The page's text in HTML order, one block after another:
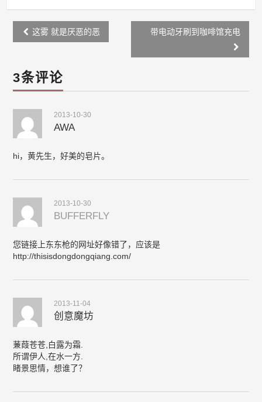
Post
navigation
这雾 就是厌恶的恶 带电动牙刷到咖啡馆充电
3条评论
2013-10-30
AWA
hi，黄先生，好美的皂片。
2013-10-30
BUFFERFLY
您链接上东东枪的网址好像错了，应该是
http://thisisdongdongqiang.com/
2013-11-04
创意魔坊
蒹葭苍苍,白露为霜.
所谓伊人,在水一方.
睹景思情，想谁了？